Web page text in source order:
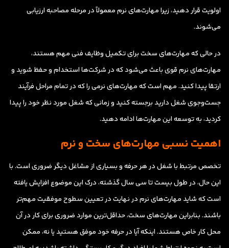
اولویت قرار دهید، زیرا مهارت‌های نرم معمولاً در مرحله مصاحبه ارزیابی
می‌شوند.
در حالی که مهارت‌های سخت برای تکمیل وظایف فنی مهم هستند،
مهارت‌های نرم قوی باعث می‌شود که در شرکت‌ها استخدام و حفظ شوید و
ارتقا پیدا کنید. مهم است که مهارت‌های نرمی را که در تمام مراحل فرآیند
جست‌وجوی شغل دارید برجسته کنید و زمانی که شغل مورد نظر خود را پیدا
کردید، به توسعه این مهارت‌ها ادامه دهید.
اهمیت نسبی مهارت‌های سخت و نرم
تخصص مرتبط با شغل در هر حرفه و بسیاری از مشاغل دیگر ضروری است. با
این حال، در طول بیست تا سی سال گذشته، درک این موضوع افزایش یافته
است که شاید مهارت‌های نرم در نهایت در تعیین سطوح موفقیت مهم‌تر
باشند. بنابراین مهارت‌های سخت، حداقل‌ترین موارد ضروری برای کار در آن
محل کار خاص هستند. اینکه آیا در حرفه خود موفق هستید یا نه، ممکن